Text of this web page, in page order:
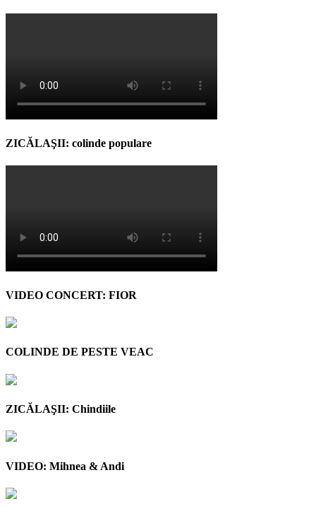
ZICĂLAŞII: colinde populare
VIDEO CONCERT: FIOR
COLINDE DE PESTE VEAC
ZICĂLAŞII: Chindiile
VIDEO: Mihnea & Andi